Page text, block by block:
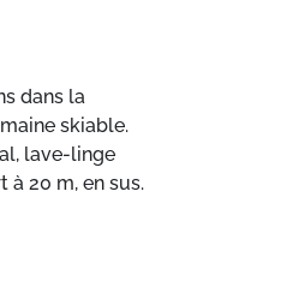
dans la
skiable.
lave-linge
à 20 m, en sus.
thermal